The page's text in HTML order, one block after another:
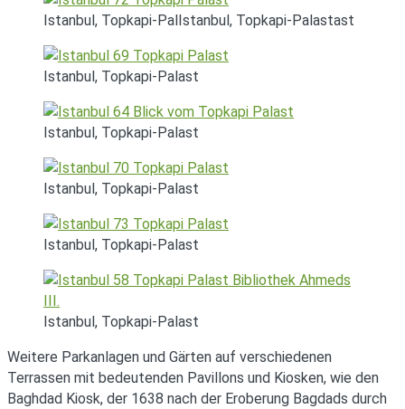
Istanbul, Topkapi-PalIstanbul, Topkapi-Palastast
Istanbul, Topkapi-Palast
Istanbul, Topkapi-Palast
Istanbul, Topkapi-Palast
Istanbul, Topkapi-Palast
Istanbul, Topkapi-Palast
Weitere Parkanlagen und Gärten auf verschiedenen
Terrassen mit bedeutenden Pavillons und Kiosken, wie den
Baghdad Kiosk, der 1638 nach der Eroberung Bagdads durch